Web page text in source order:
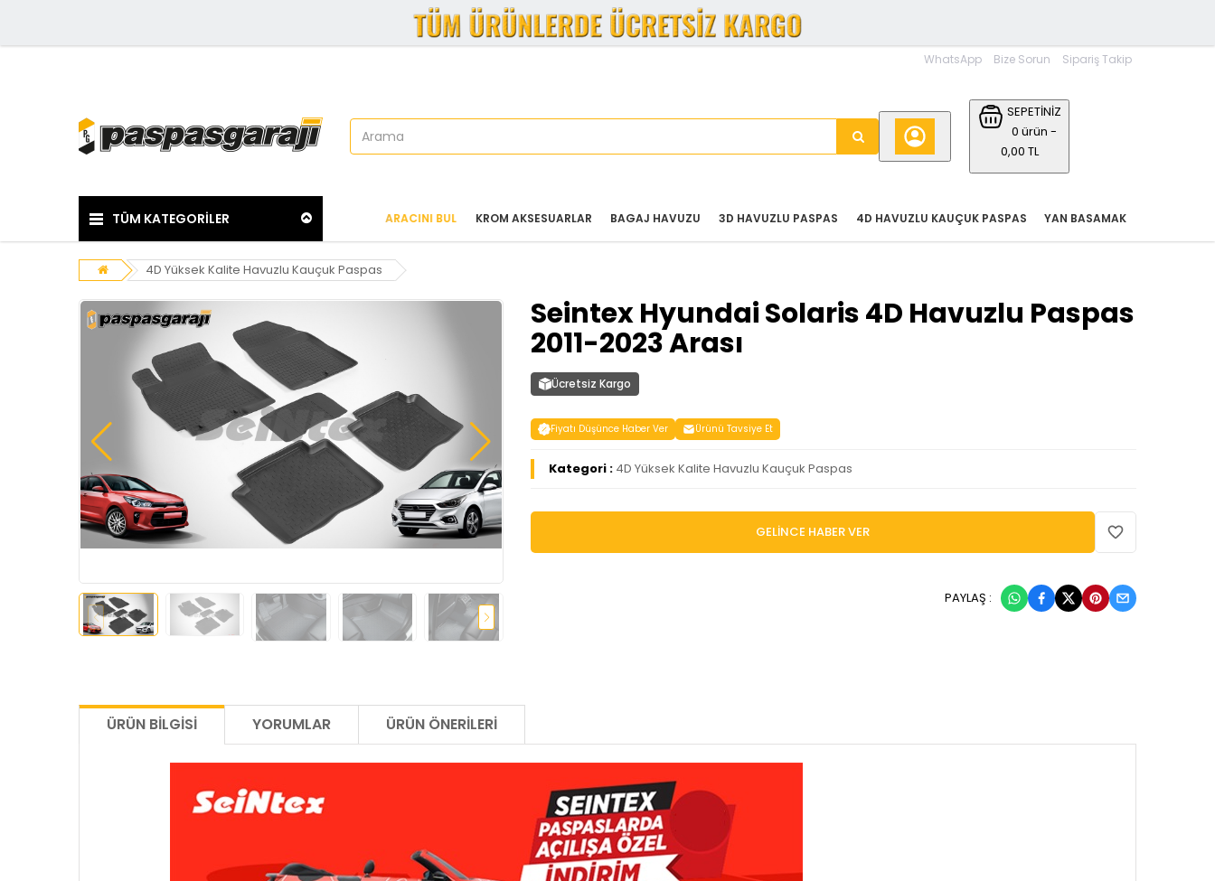
WhatsApp Bize Sorun Sipariş Takip
SEPETİNİZ
0 ürün -
0,00 TL
TÜM KATEGORİLER YAN BASAMAK
4D HAVUZLU KAUÇUK PASPAS
3D HAVUZLU PASPAS
BAGAJ HAVUZU
KROM AKSESUARLAR
ARACINI BUL
4D Yüksek Kalite Havuzlu Kauçuk Paspas
Seintex Hyundai Solaris 4D Havuzlu Paspas
2011-2023 Arası
Ücretsiz Kargo
Fiyatı Düşünce Haber Ver Ürünü Tavsiye Et
Kategori : 4D Yüksek Kalite Havuzlu Kauçuk Paspas
GELİNCE HABER VER
PAYLAŞ :
ÜRÜN BILGISI YORUMLAR ÜRÜN ÖNERILERI